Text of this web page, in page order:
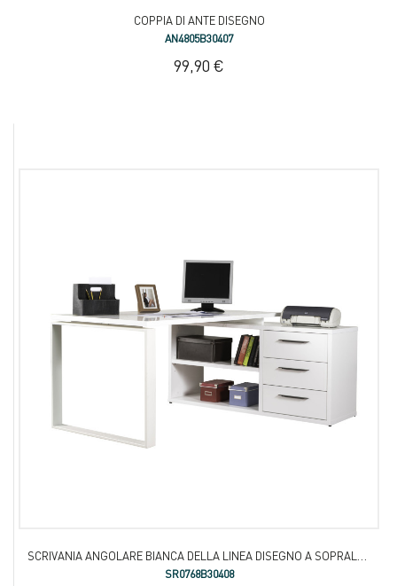
COPPIA DI ANTE DISEGNO
AN4805B30407
99,90 €
SR0768B30408